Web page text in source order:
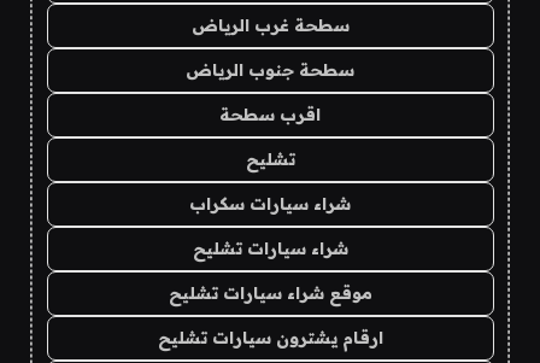
سطحة غرب الرياض
سطحة جنوب الرياض
اقرب سطحة
تشليح
شراء سيارات سكراب
شراء سيارات تشليح
موقع شراء سيارات تشليح
ارقام يشترون سيارات تشليح